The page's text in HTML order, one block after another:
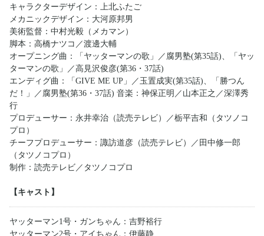
キャラクターデザイン：上北ふたご
メカニックデザイン：大河原邦男
美術監督：中村光毅（メカマン）
脚本：高橋ナツコ／渡邊大輔
オープニング曲：「ヤッターマンの歌」／腐男塾(第35話)、「ヤッ
ターマンの歌」／高見沢俊彦(第36・37話)
エンディグ曲：「GIVE ME UP」／玉置成実(第35話)、「勝つん
だ！」／腐男塾(第36・37話) 音楽：神保正明／山本正之／深澤秀
行
プロデューサー：永井幸治（読売テレビ）／栃平吉和（タツノコ
プロ）
チーフプロデューサー：諏訪道彦（読売テレビ）／田中修一郎
（タツノコプロ）
制作：読売テレビ／タツノコプロ
【キャスト】
ヤッターマン1号・ガンちゃん：吉野裕行
ヤッターマン2号・アイちゃん：伊藤静